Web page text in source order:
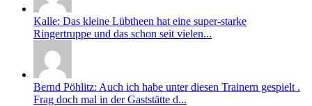
Kalle: Das kleine Lübtheen hat eine super-starke
Ringertruppe und das schon seit vielen...
Bernd Pöhlitz: Auch ich habe unter diesen Trainern gespielt .
Frag doch mal in der Gaststätte d...